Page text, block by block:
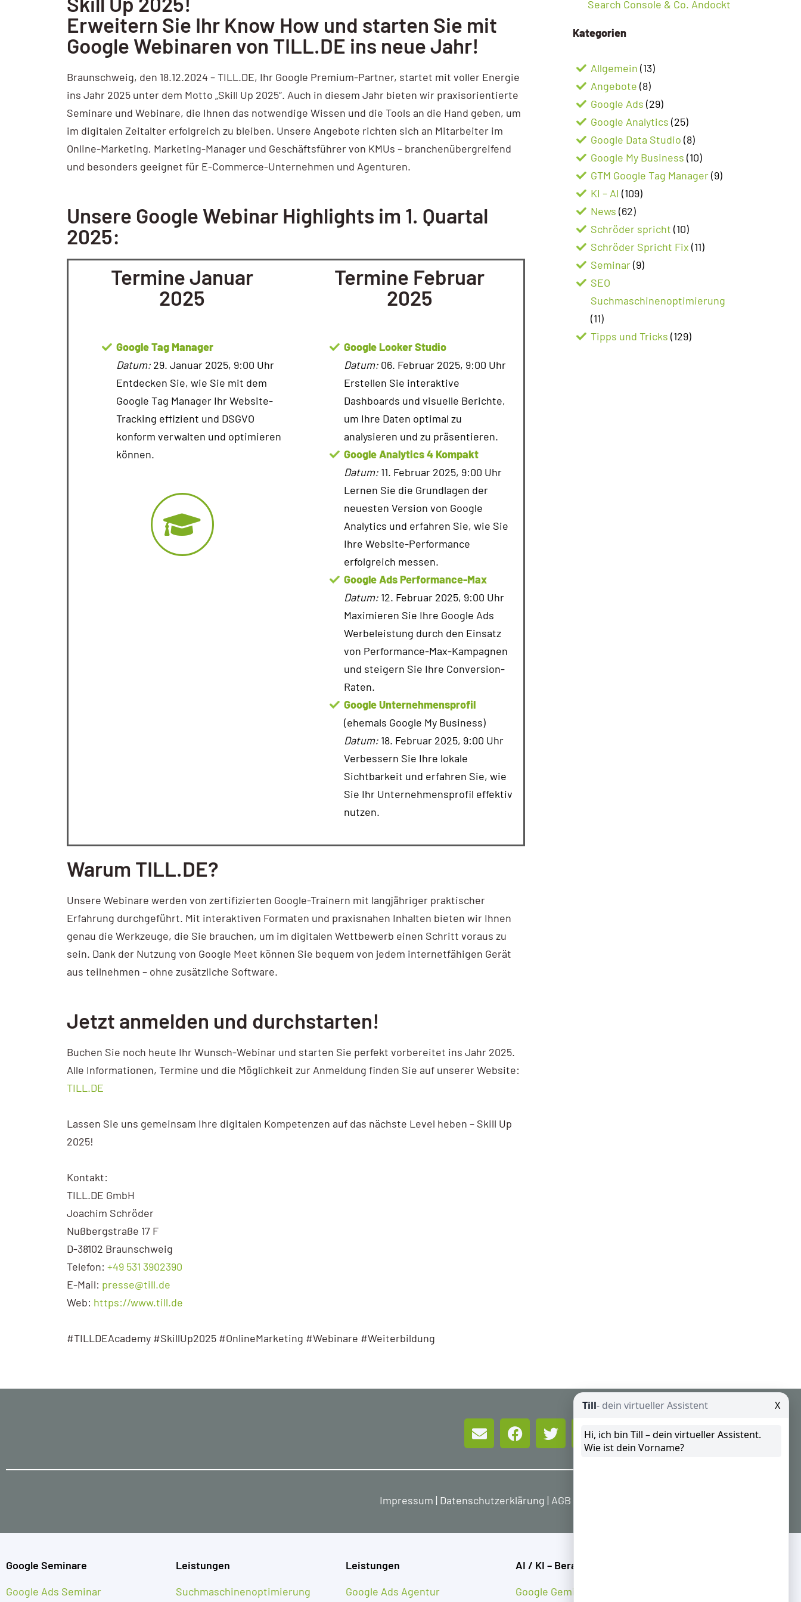
AI / KI Wissen
KI Prompting
Search vs Chatbot
Data Studio
Erweitern Sie Ihr Know How und starten Sie mit
Google Webinaren von TILL.DE ins neue Jahr!
Braunschweig, den 18.12.2024 – TILL.DE, Ihr Google Premium-Partner, startet mit voller Energie
ins Jahr 2025 unter dem Motto „Skill Up 2025“. Auch in diesem Jahr bieten wir praxisorientierte
Seminare und Webinare, die Ihnen das notwendige Wissen und die Tools an die Hand geben, um
im digitalen Zeitalter erfolgreich zu bleiben. Unsere Angebote richten sich an Mitarbeiter im
Online-Marketing, Marketing-Manager und Geschäftsführer von KMUs – branchenübergreifend
und besonders geeignet für E-Commerce-Unternehmen und Agenturen.
Unsere Google Webinar Highlights im 1. Quartal
2025:
Termine Januar
2025
Google Tag Manager
Datum: 29. Januar 2025, 9:00 Uhr
Entdecken Sie, wie Sie mit dem
Google Tag Manager Ihr Website-
Tracking effizient und DSGVO
konform verwalten und optimieren
können.
Termine Februar
2025
Google Looker Studio
Datum:06. Februar 2025, 9:00 Uhr
Erstellen Sie interaktive
Dashboards und visuelle Berichte,
um Ihre Daten optimal zu
analysieren und zu präsentieren.
Google Analytics 4 Kompakt
Datum:11. Februar 2025, 9:00 Uhr
Lernen Sie die Grundlagen der
neuesten Version von Google
Analytics und erfahren Sie, wie Sie
Ihre Website-Performance
erfolgreich messen.
Google Ads Performance-Max
Datum:12. Februar 2025, 9:00 Uhr
Maximieren Sie Ihre Google Ads
Werbeleistung durch den Einsatz
von Performance-Max-Kampagnen
und steigern Sie Ihre Conversion-
Raten.
Google Unternehmensprofil
(ehemals Google My Business)
Datum:18. Februar 2025, 9:00 Uhr
Verbessern Sie Ihre lokale
Sichtbarkeit und erfahren Sie, wie
Sie Ihr Unternehmensprofil effektiv
nutzen.
Warum TILL.DE?
Unsere Webinare werden von zertifizierten Google-Trainern mit langjähriger praktischer
Erfahrung durchgeführt. Mit interaktiven Formaten und praxisnahen Inhalten bieten wir Ihnen
genau die Werkzeuge, die Sie brauchen, um im digitalen Wettbewerb einen Schritt voraus zu
sein. Dank der Nutzung von Google Meet können Sie bequem von jedem internetfähigen Gerät
aus teilnehmen – ohne zusätzliche Software.
Jetzt anmelden und durchstarten!
Buchen Sie noch heute Ihr Wunsch-Webinar und starten Sie perfekt vorbereitet ins Jahr 2025.
Alle Informationen, Termine und die Möglichkeit zur Anmeldung finden Sie auf unserer Website:
TILL.DE
Lassen Sie uns gemeinsam Ihre digitalen Kompetenzen auf das nächste Level heben – Skill Up
2025!
Kontakt:
TILL.DE GmbH
Joachim Schröder
Nußbergstraße 17 F
D-38102 Braunschweig
Telefon: +49 531 3902390
E-Mail: presse@till.de
Web: https://www.till.de
#TILLDEAcademy #SkillUp2025 #OnlineMarketing #Webinare #Weiterbildung
Search Console & Co. Andockt
Kategorien
Allgemein (13)
Angebote (8)
Google Ads (29)
Google Analytics (25)
Google Data Studio (8)
Google My Business (10)
GTM Google Tag Manager(9)
KI – AI (109)
News (62)
Schröder spricht (10)
Schröder Spricht Fix (11)
Seminar(9)
SEO
Suchmaschinenoptimierung
(11)
Tipps und Tricks (129)
Impressum | Datenschutzerklärung | AGB
Google Seminare
Google Ads Seminar
Leistungen
Suchmaschinenoptimierung
Leistungen
Google Ads Agentur
AI / KI – Beratung
Google Gemini